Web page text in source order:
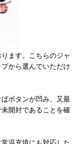
ます。こちらのジャ
から選んでいただけ
ボタンが凹み、又最
開封であることを確
温充填にも対応した